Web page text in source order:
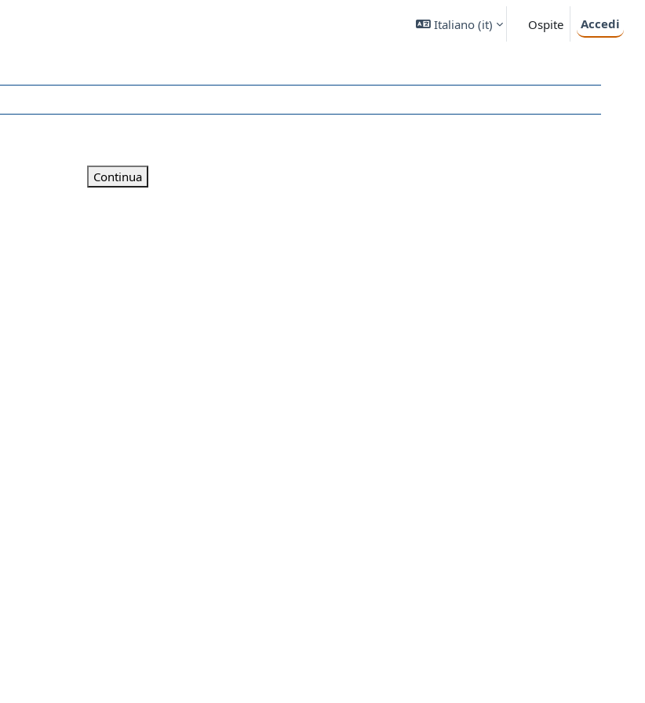
Italiano ‎(it)‎ Ospite Accedi
Continua